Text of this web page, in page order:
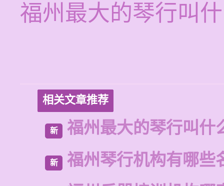
福州最大的琴行叫
相关文章推荐
新 福州最大的琴行叫什
新
福州琴行机构有哪些